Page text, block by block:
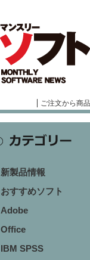
ご注文から商
新製品情報
おすすめソフト
Adobe
Office
IBM SPSS